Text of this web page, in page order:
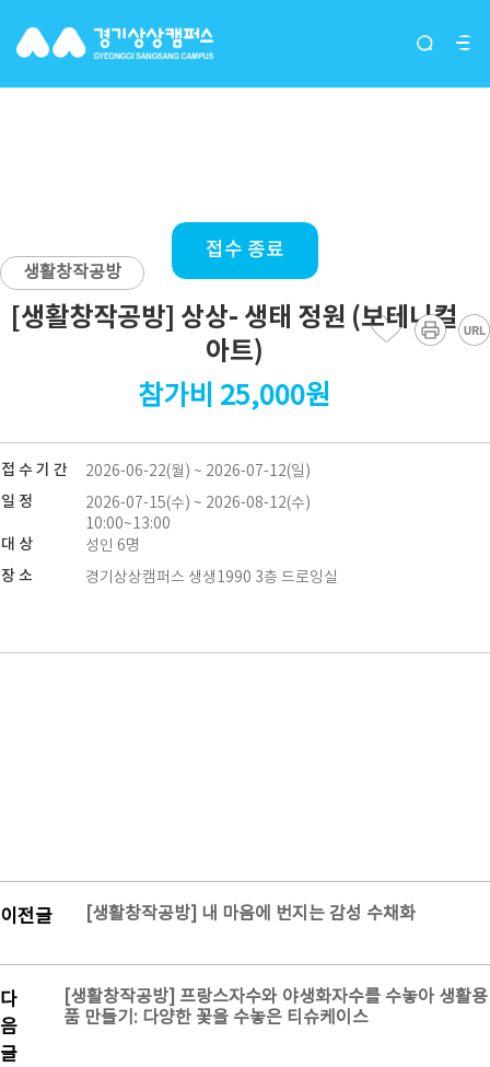
[생활창작공방] 상상- 생태 정
접수 종료
생활창작공방
[생활창작공방] 상상- 생태 정원 (보테니컬
아트)
참가비 25,000원
접 수 기 간 2026-06-22(월) ~ 2026-07-12(일)
일 정
2026-07-15(수) ~ 2026-08-12(수)
10:00~13:00
대 상 성인 6명
장 소 경기상상캠퍼스 생생1990 3층 드로잉실
이전글 [생활창작공방] 내 마음에 번지는 감성 수채화
다
음
글
[생활창작공방] 프랑스자수와 야생화자수를 수놓아 생활용
품 만들기: 다양한 꽃을 수놓은 티슈케이스